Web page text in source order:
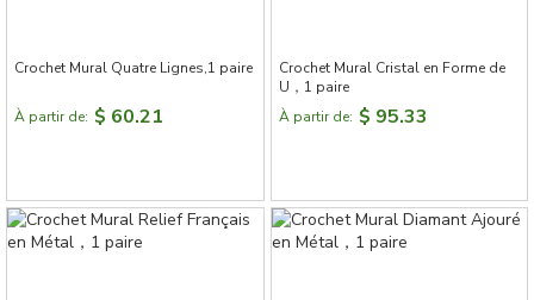
Crochet Mural Quatre Lignes,1 paire
À partir de: $ 60.21
Crochet Mural Cristal en Forme de
U，1 paire
À partir de: $ 95.33